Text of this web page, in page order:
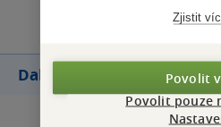
Další knihy autora
Zjistit
Povolit
Povolit pouze